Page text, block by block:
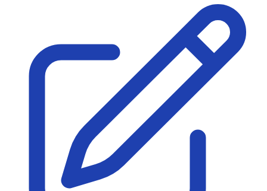
Медична термінологія жестовою мовою
Статут УТОГ
Нормативна база УТОГ
Документи ВФГ
Міжнародні документи